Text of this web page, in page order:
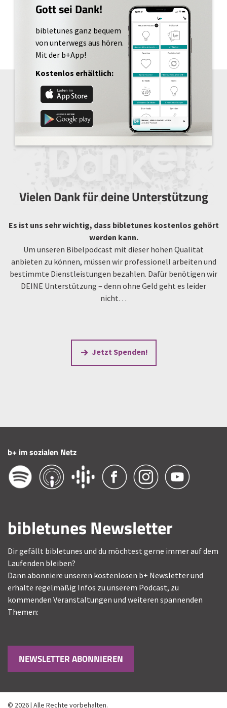
Gott sei Dank!
bibletunes ganz bequem
von unterwegs aus hören.
Mit der b+App!
Kostenlos erhältlich:
Vielen Dank für deine Unterstützung
Es ist uns sehr wichtig, dass bibletunes kostenlos gehört
werden kann.
Um unseren Bibelpodcast mit dieser hohen Qualität
anbieten zu können, müssen wir professionell arbeiten und
bestimmte Dienstleistungen bezahlen. Dafür benötigen wir
DEINE Unterstützung – denn ohne Geld geht es leider
nicht…
Jetzt Spenden!
b+ im sozialen Netz
bibletunes Newsletter
Dir gefällt bibletunes und du möchtest gerne immer auf dem
Laufenden bleiben?
Dann abonniere unseren kostenlosen b+ Newsletter und
erhalte regelmäßig Infos zu unserem Podcast, zu
kommenden Veranstaltungen und weiteren spannenden
Themen:
NEWSLETTER ABONNIEREN
© 2026 | Alle Rechte vorbehalten.